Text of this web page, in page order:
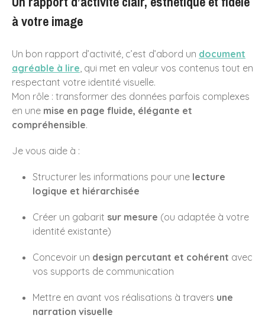
avril 2021
septembre 2020
avril 2020
novembre 2019
juin 2017
mars 2017
juin 2016
avril 2016
juin 2015
décembre 2014
à votre image
Un bon rapport d’activité, c’est d’abord un document
agréable à lire, qui met en valeur vos contenus tout en
respectant votre identité visuelle.
Mon rôle : transformer des données parfois complexes
en une mise en page fluide, élégante et
compréhensible.
Je vous aide à :
Structurer les informations pour une lecture
logique et hiérarchisée
Créer un gabarit sur mesure (ou adaptée à votre
identité existante)
Concevoir un design percutant et cohérent avec
vos supports de communication
Mettre en avant vos réalisations à travers une
narration visuelle